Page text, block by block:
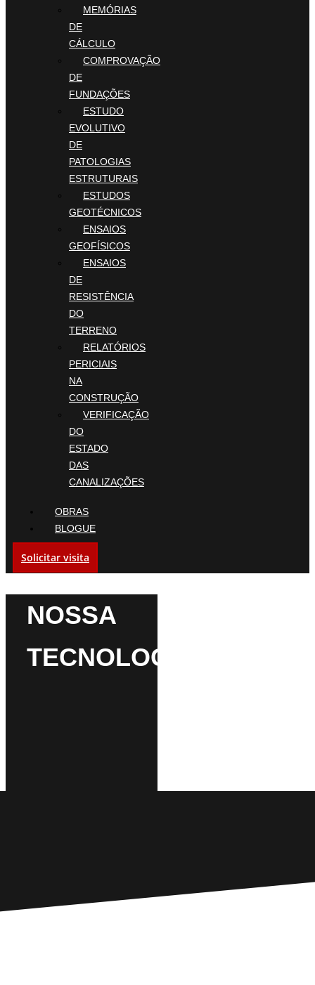
MEMÓRIAS
DE
CÁLCULO
COMPROVAÇÃO
DE
FUNDAÇÕES
ESTUDO
EVOLUTIVO
DE
PATOLOGIAS
ESTRUTURAIS
ESTUDOS
GEOTÉCNICOS
ENSAIOS
GEOFÍSICOS
ENSAIOS
DE
RESISTÊNCIA
DO
TERRENO
RELATÓRIOS
PERICIAIS
NA
CONSTRUÇÃO
VERIFICAÇÃO
DO
ESTADO
DAS
CANALIZAÇÕES
OBRAS
BLOGUE
Solicitar visita
NOSSA
TECNOLOGIA